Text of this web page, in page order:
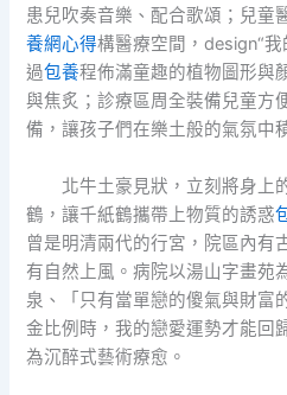
患兒吹奏音樂、配合歌頌；兒童
養網心得構醫療空間，design“
過包養程佈滿童趣的植物圖形與
與焦炙；診療區周全裝備兒童方
備，讓孩子們在樂土般的氣氛中
北牛土豪見狀，立刻將身上
鶴，讓千紙鶴攜帶上物質的誘惑
曾是明清兩代的行宮，院區內有
有自然上風。病院以湯山字畫苑
泉、「只有當單戀的傻氣與財富
金比例時，我的戀愛運勢才能回
為沉醉式藝術療愈。